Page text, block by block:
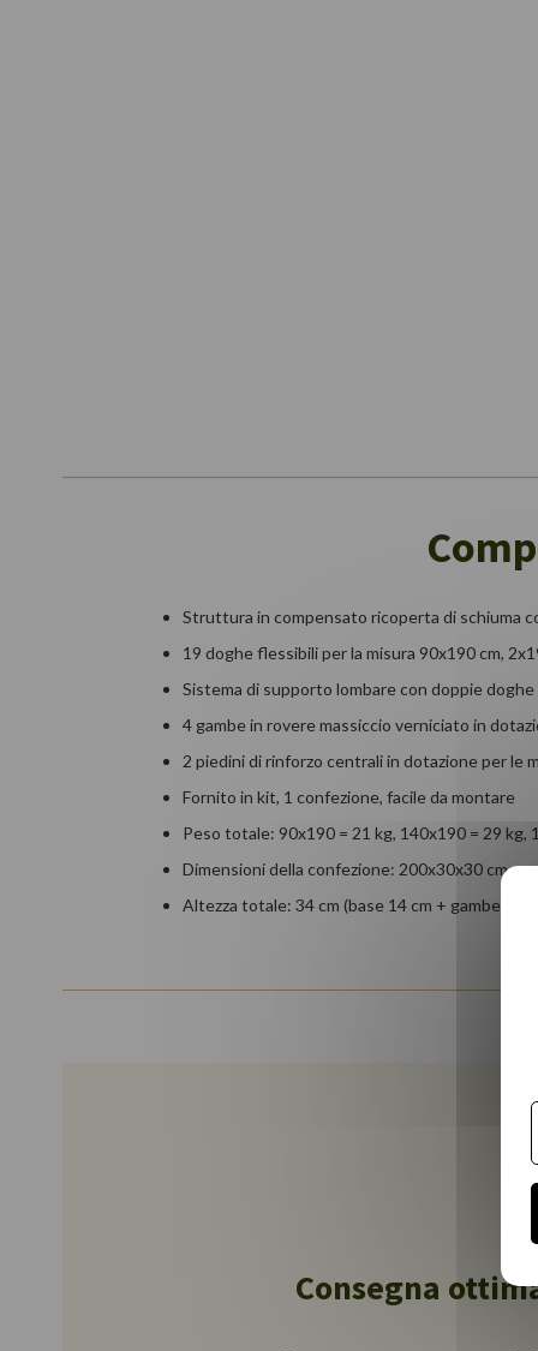
Struttura in compensato ricoperta di schiuma
19 doghe flessibili per la misura 90x190 cm,
Sistema di supporto lombare con doppie
4 gambe in rovere massiccio verniciato in
2 piedini di rinforzo centrali in dotazione per le
Fornito in kit, 1 confezione, facile da montare
Peso totale: 90x190 = 21 kg, 140x190 = 29 kg,
Dimensioni della confezione: 200x30x30 cm
Altezza totale: 34 cm (base 14 cm + gambe 20
Consegna